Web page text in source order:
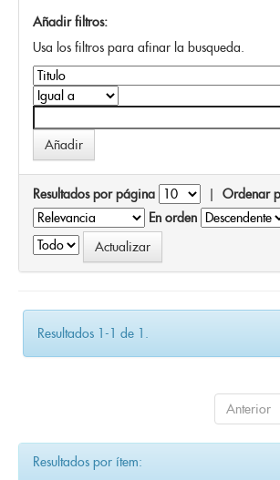
Añadir filtros:
Usa los filtros para afinar la busqueda.
Resultados por página | Ordenar
En orden
Resultados 1-1 de 1.
Anterior
Resultados por ítem: